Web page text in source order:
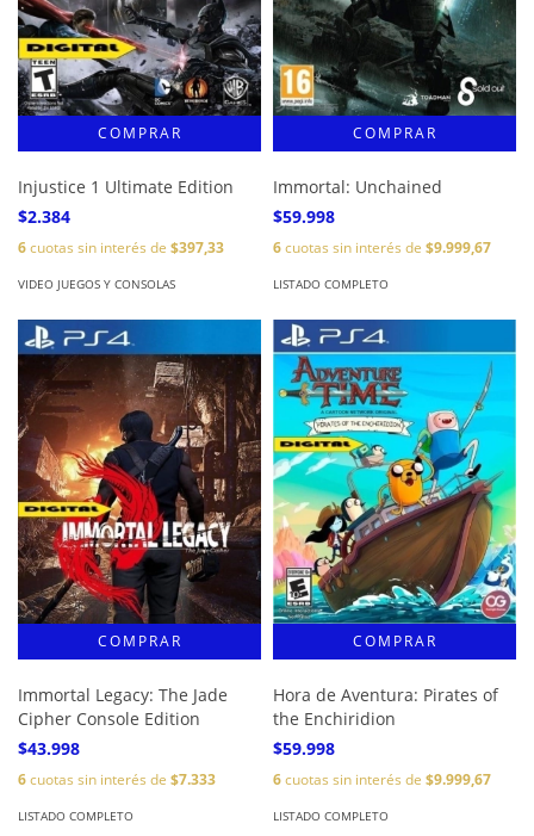
Injustice 1 Ultimate Edition
$2.384
6cuotas sin interés de $397,33
VIDEO JUEGOS Y CONSOLAS
Immortal: Unchained
$59.998
6cuotas sin interés de $9.999,67
LISTADO COMPLETO
Immortal Legacy: The Jade
Cipher Console Edition
$43.998
6cuotas sin interés de $7.333
LISTADO COMPLETO
Hora de Aventura: Pirates of
the Enchiridion
$59.998
6cuotas sin interés de $9.999,67
LISTADO COMPLETO